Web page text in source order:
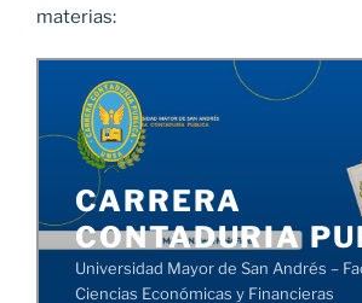
materias: